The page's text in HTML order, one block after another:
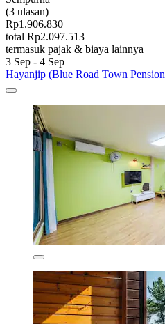
(3 ulasan)
Rp1.906.830
total Rp2.097.513
termasuk pajak & biaya lainnya
3 Sep - 4 Sep
Hayanjip (Blue Road Town Pension